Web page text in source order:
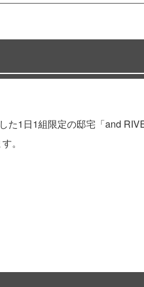
た1日1組限定の邸宅「and
。